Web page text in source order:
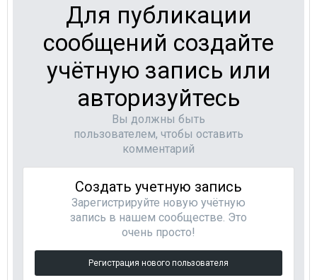
Для публикации
сообщений создайте
учётную запись или
авторизуйтесь
Вы должны быть
пользователем, чтобы оставить
комментарий
Создать учетную запись
Зарегистрируйте новую учётную
запись в нашем сообществе. Это
очень просто!
Регистрация нового пользователя